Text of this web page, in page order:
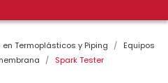
en Termoplásticos y Piping
Equipos
Spark Tester